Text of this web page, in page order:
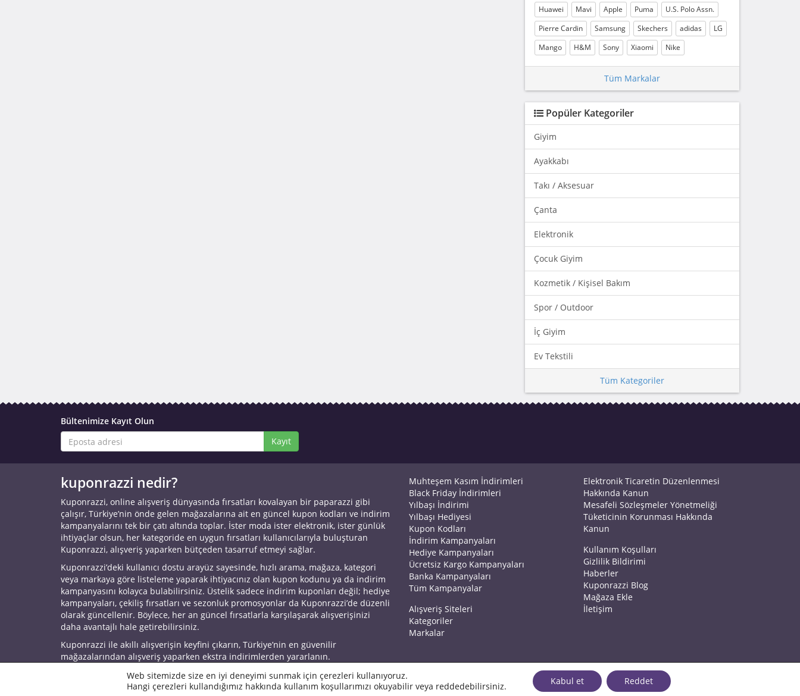
Huawei Mavi Apple Puma
U.S. Polo Assn.
Pierre Cardin
Samsung Skechers adidas
LG
Mango
H&M Sony Xiaomi Nike
Tüm Markalar
Popüler Kategoriler
Giyim
Ayakkabı
Takı / Aksesuar
Çanta
Elektronik
Çocuk Giyim
Kozmetik / Kişisel Bakım
Spor / Outdoor
İç Giyim
Ev Tekstili
Tüm Kategoriler
Bültenimize Kayıt Olun
Kayıt
kuponrazzi nedir?
Kuponrazzi, online alışveriş dünyasında fırsatları kovalayan bir paparazzi gibi
çalışır, Türkiye’nin önde gelen mağazalarına ait en güncel kupon kodları ve indirim
kampanyalarını tek bir çatı altında toplar. İster moda ister elektronik, ister günlük
ihtiyaçlar olsun, her kategoride en uygun fırsatları kullanıcılarıyla buluşturan
Kuponrazzi, alışveriş yaparken bütçeden tasarruf etmeyi sağlar.
Kuponrazzi’deki kullanıcı dostu arayüz sayesinde, hızlı arama, mağaza, kategori
veya markaya göre listeleme yaparak ihtiyacınız olan kupon kodunu ya da indirim
kampanyasını kolayca bulabilirsiniz. Üstelik sadece indirim kuponları değil; hediye
kampanyaları, çekiliş fırsatları ve sezonluk promosyonlar da Kuponrazzi’de düzenli
olarak güncellenir. Böylece, her an güncel fırsatlarla karşılaşarak alışverişinizi
daha avantajlı hale getirebilirsiniz.
Kuponrazzi ile akıllı alışverişin keyfini çıkarın, Türkiye’nin en güvenilir
mağazalarından alışveriş yaparken ekstra indirimlerden yararlanın.
Muhteşem Kasım İndirimleri
Black Friday İndirimleri
Yılbaşı İndirimi
Yılbaşı Hediyesi
Kupon Kodları
İndirim Kampanyaları
Hediye Kampanyaları
Ücretsiz Kargo Kampanyaları
Banka Kampanyaları
Tüm Kampanyalar
Alışveriş Siteleri
Kategoriler
Markalar
Elektronik Ticaretin Düzenlenmesi
Hakkında Kanun
Mesafeli Sözleşmeler Yönetmeliği
Tüketicinin Korunması Hakkında
Kanun
Kullanım Koşulları
Gizlilik Bildirimi
Haberler
Kuponrazzi Blog
Mağaza Ekle
İletişim
© 2026 KuponrazziWeb sitemizde size en iyi deneyimi sunmak için çerezleri kullanıyoruz.
Hangi çerezleri kullandığımız hakkında kullanım koşullarımızı okuyabilir veya reddedebilirsiniz.
Kabul et Reddet